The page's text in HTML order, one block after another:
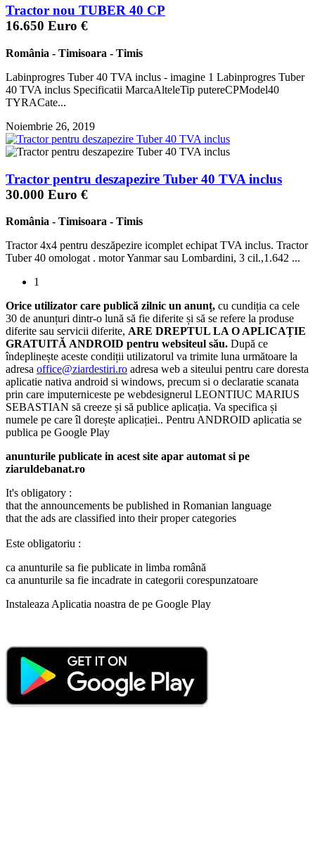
Tractor nou TUBER 40 CP
16.650 Euro €
România - Timisoara - Timis
Labinprogres Tuber 40 TVA inclus - imagine 1 Labinprogres Tuber
40 TVA inclus Specificatii MarcaAlteleTip putereCPModel40
TYRACate...
Noiembrie 26, 2019
Tractor pentru deszapezire Tuber 40 TVA inclus
30.000 Euro €
România - Timisoara - Timis
Tractor 4x4 pentru deszăpezire icomplet echipat TVA inclus. Tractor
Tuber 40 omologat . motor Yanmar sau Lombardini, 3 cil.,1.642 ...
1
Orice utilizator care publică zilnic un anunț, cu cundiția ca cele
30 de anunțuri dintr-o lună să fie diferite și să se refere la produse
diferite sau servicii diferite, ARE DREPTUL LA O APLICAȚIE
GRATUITĂ ANDROID pentru websiteul său. După ce
îndeplinește aceste condiții utilizatorul va trimite luna următoare la
adresa office@ziardestiri.ro adresa web a siteului pentru care doresta
aplicatie nativa android si windows, precum si o declaratie scanata
prin care imputerniceste pe webdesignerul LEONTIUC MARIUS
SEBASTIAN să creeze și să publice aplicația. Va specifica și
numele pe care îl dorește aplicației.. Pentru ANDROID aplicatia se
publica pe Google Play
anunturile publicate in acest site apar automat si pe
ziaruldebanat.ro
It's obligatory :
that the announcements be published in Romanian language
that the ads are classified into their proper categories
Este obligatoriu :
ca anunturile sa fie publicate in limba română
ca anunturile sa fie incadrate in categorii corespunzatoare
Instaleaza Aplicatia noastra de pe Google Play